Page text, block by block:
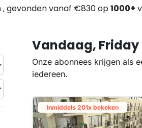
gevonden vanaf €830 op1000+
Vandaag, Friday
Onze abonnees krijgen als
iedereen.
Inmiddels 201x bekeken